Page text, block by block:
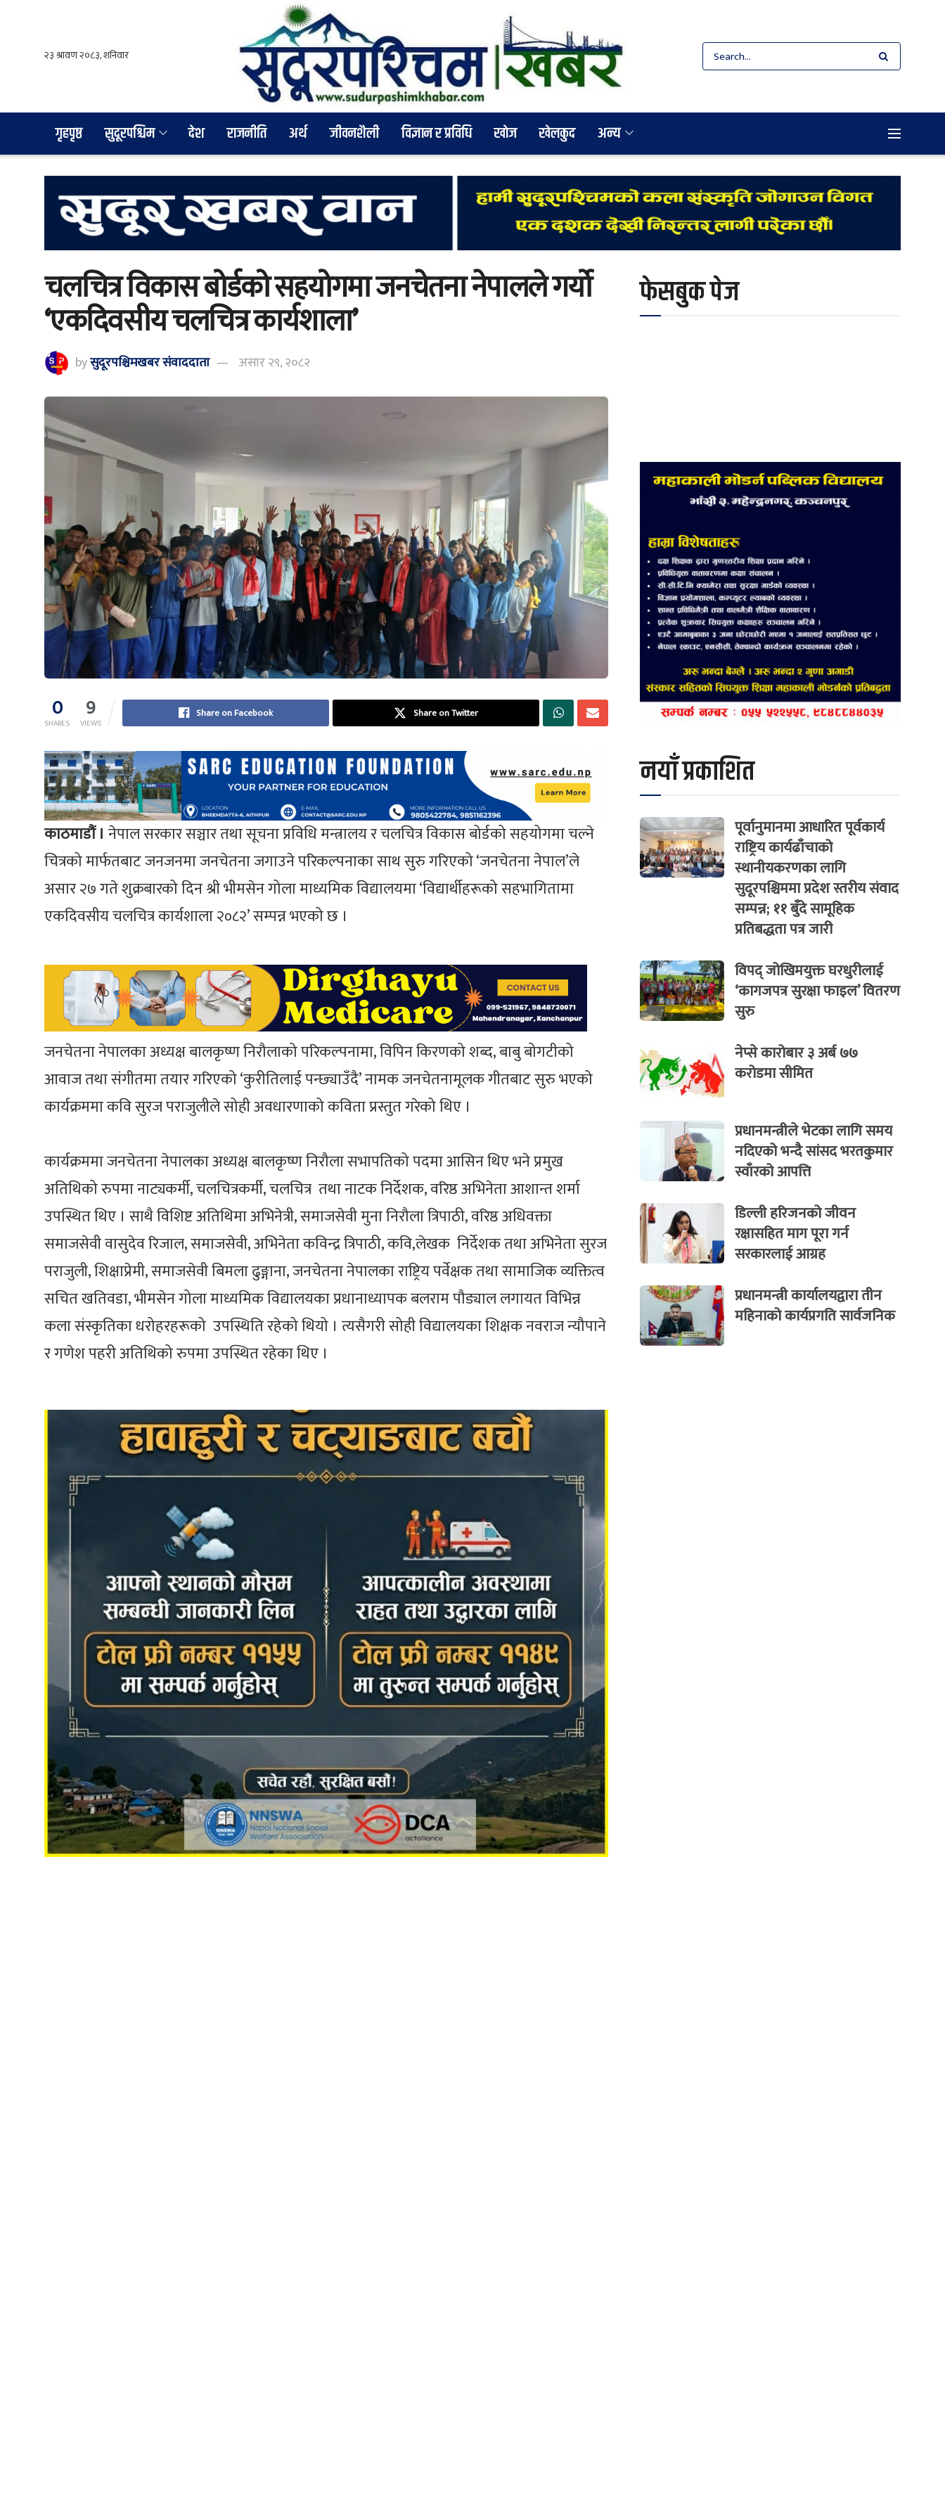
गृहपृष्ठ सुदूरपश्चिम देश राजनीति अर्थ जीवनशैली विज्ञान र प्रविधि खाेज खेलकुद अन्य
चलचित्र विकास बोर्डको सहयोगमा जनचेतना नेपालले गर्यो
‘एकदिवसीय चलचित्र कार्यशाला’
byसुदूरपश्चिमखबर संंवाददाता असार २९, २०८२
0
SHARES 9
VIEWS
Share on Facebook Share on Twitter
काठमाडौं । नेपाल सरकार सञ्चार तथा सूचना प्रविधि मन्त्रालय र चलचित्र विकास बोर्डको सहयोगमा चल्ने
चित्रको मार्फतबाट जनजनमा जनचेतना जगाउने परिकल्पनाका साथ सुरु गरिएको ‘जनचेतना नेपाल’ले
असार २७ गते शुक्रबारको दिन श्री भीमसेन गोला माध्यमिक विद्यालयमा ‘विद्यार्थीहरूको सहभागितामा
एकदिवसीय चलचित्र कार्यशाला २०८२’ सम्पन्न भएको छ ।
जनचेतना नेपालका अध्यक्ष बालकृष्ण निरौलाको परिकल्पनामा, विपिन किरणको शब्द, बाबु बोगटीको
आवाज तथा संगीतमा तयार गरिएको ‘कुरीतिलाई पन्छ्याउँदै’ नामक जनचेतनामूलक गीतबाट सुरु भएको
कार्यक्रममा कवि सुरज पराजुलीले सोही अवधारणाको कविता प्रस्तुत गरेको थिए ।
कार्यक्रममा जनचेतना नेपालका अध्यक्ष बालकृष्ण निरौला सभापतिको पदमा आसिन थिए भने प्रमुख
अतिथिको रुपमा नाट्यकर्मी, चलचित्रकर्मी, चलचित्र तथा नाटक निर्देशक, वरिष्ठ अभिनेता आशान्त शर्मा
उपस्थित थिए । साथै विशिष्ट अतिथिमा अभिनेत्री, समाजसेवी मुना निरौला त्रिपाठी, वरिष्ठ अधिवक्ता
समाजसेवी वासुदेव रिजाल, समाजसेवी, अभिनेता कविन्द्र त्रिपाठी, कवि,लेखक निर्देशक तथा अभिनेता सुरज
पराजुली, शिक्षाप्रेमी, समाजसेवी बिमला ढुङ्गाना, जनचेतना नेपालका राष्ट्रिय पर्वेक्षक तथा सामाजिक व्यक्तित्व
सचित खतिवडा, भीमसेन गोला माध्यमिक विद्यालयका प्रधानाध्यापक बलराम पौड्याल लगायत विभिन्न
कला संस्कृतिका धरोहरहरूको उपस्थिति रहेको थियो । त्यसैगरी सोही विद्यालयका शिक्षक नवराज न्यौपाने
र गणेश पहरी अतिथिको रुपमा उपस्थित रहेका थिए ।
फेसबुक पेज
नयाँ प्रकाशित
पूर्वानुमानमा आधारित पूर्वकार्य
राष्ट्रिय कार्यढाँचाको
स्थानीयकरणका लागि
सुदूरपश्चिममा प्रदेश स्तरीय संवाद
सम्पन्न; ११ बुँदे सामूहिक
प्रतिबद्धता पत्र जारी
विपद् जोखिमयुक्त घरधुरीलाई
‘कागजपत्र सुरक्षा फाइल’ वितरण
सुरु
नेप्से कारोबार ३ अर्ब ७७
करोडमा सीमित
प्रधानमन्त्रीले भेटका लागि समय
नदिएको भन्दै सांसद भरतकुमार
स्वाँरको आपत्ति
डिल्ली हरिजनको जीवन
रक्षासहित माग पूरा गर्न
सरकारलाई आग्रह
प्रधानमन्त्री कार्यालयद्वारा तीन
महिनाको कार्यप्रगति सार्वजनिक